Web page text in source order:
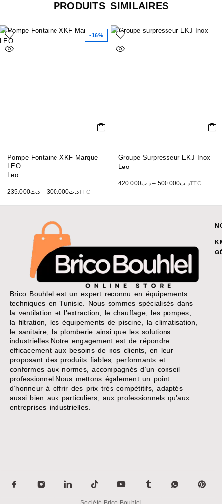
PRODUITS SIMILAIRES
-16%
Pompe Fontaine XKF Marque
LEO
Leo
د.ت235.000 – د.ت300.000 TTC
Groupe Surpresseur EKJ Inox
Leo
د.ت420.000 – د.ت500.000 TTC
Brico Bouhlel est un expert reconnu en équipements
techniques en Tunisie. Nous sommes spécialisés dans
la ventilation et l’extraction, le chauffage, les pompes,
la filtration, les équipements de piscine, la climatisation,
le sanitaire, la plomberie ainsi que les solutions
industrielles.Notre engagement est de répondre
efficacement aux besoins de nos clients, en leur
proposant des produits fiables, performants et
conformes aux normes, accompagnés d’un conseil
professionnel.Nous mettons également un point
d’honneur à offrir des prix très compétitifs, adaptés
aussi bien aux particuliers, aux professionnels qu’aux
entreprises industrielles.
Société Brico Bouhlel